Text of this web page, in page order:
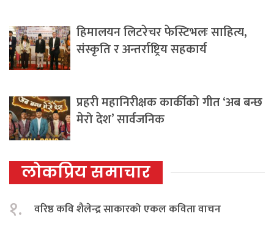
हिमालयन लिटरेचर फेस्टिभलः साहित्य,
संस्कृति र अन्तर्राष्ट्रिय सहकार्य
प्रहरी महानिरीक्षक कार्कीको गीत ‘अब बन्छ
मेरो देश’ सार्वजनिक
लोकप्रिय समाचार
१. वरिष्ठ कवि शैलेन्द्र साकारको एकल कविता वाचन